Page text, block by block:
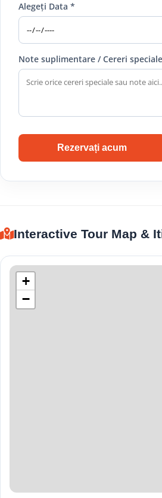
Alegeți Data *
Note suplimentare / Cereri speciale
Rezervați acum
Interactive Tour Map &
+
−